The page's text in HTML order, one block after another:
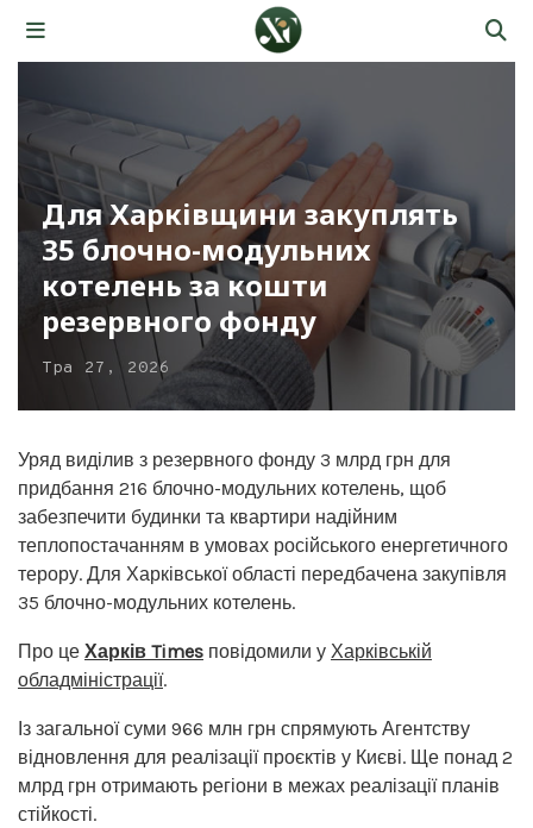
Для Харківщини закуплять
35 блочно-модульних
котелень за кошти
резервного фонду
Тра 27, 2026
Уряд виділив з резервного фонду 3 млрд грн для
придбання 216 блочно-модульних котелень, щоб
забезпечити будинки та квартири надійним
теплопостачанням в умовах російського енергетичного
терору. Для Харківської області передбачена закупівля
35 блочно-модульних котелень.
Про це Харків Times повідомили у Харківській
обладміністрації.
Із загальної суми 966 млн грн спрямують Агентству
відновлення для реалізації проєктів у Києві. Ще понад 2
млрд грн отримають регіони в межах реалізації планів
стійкості.